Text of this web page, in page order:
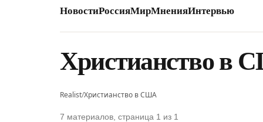
НовостиРоссияМирМненияИнтервью
Христианство в
Realist/Христианство в США
7 материалов, страница 1 из 1